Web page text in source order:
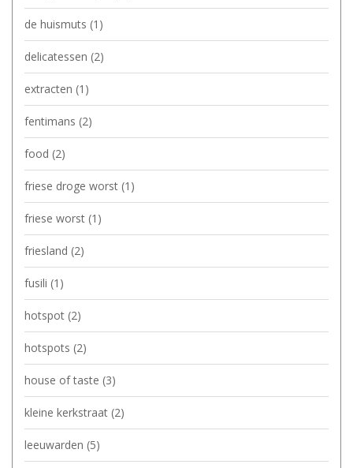
de huismuts (1)
delicatessen (2)
extracten (1)
fentimans (2)
food (2)
friese droge worst (1)
friese worst (1)
friesland (2)
fusili (1)
hotspot (2)
hotspots (2)
house of taste (3)
kleine kerkstraat (2)
leeuwarden (5)